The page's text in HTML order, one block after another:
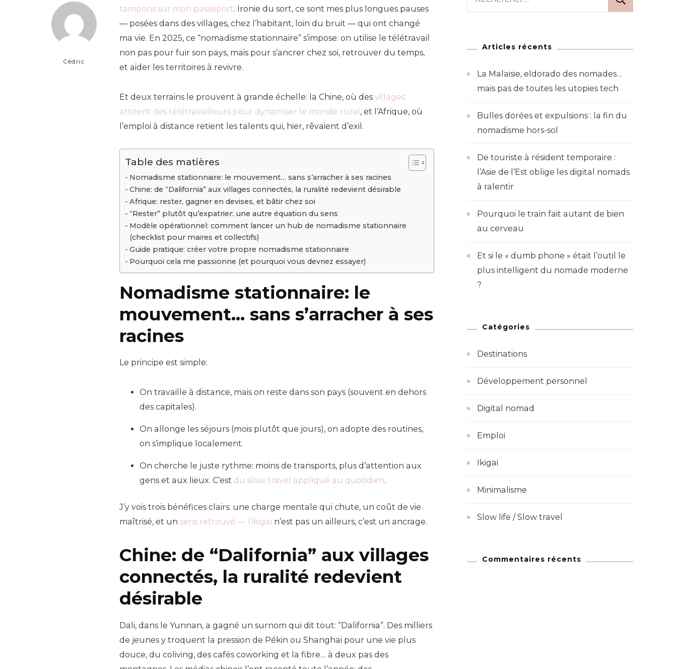
réinventent
Cédric
tampons sur mon passeport. Ironie du sort, ce sont mes plus longues pauses
— posées dans des villages, chez l’habitant, loin du bruit — qui ont changé
ma vie. En 2025, ce “nomadisme stationnaire” s’impose: on utilise le télétravail
non pas pour fuir son pays, mais pour s’ancrer chez soi, retrouver du temps,
et aider les territoires à revivre.
Et deux terrains le prouvent à grande échelle: la Chine, où des villages
attirent des télétravailleurs pour dynamiser le monde rural , et l’Afrique, où
l’emploi à distance retient les talents qui, hier, rêvaient d’exil.
Table des matières
Nomadisme stationnaire: le mouvement… sans s’arracher à ses racines
Chine: de “Dalifornia” aux villages connectés, la ruralité redevient désirable
Afrique: rester, gagner en devises, et bâtir chez soi
“Rester” plutôt qu’expatrier: une autre équation du sens
Modèle opérationnel: comment lancer un hub de nomadisme stationnaire
(checklist pour maires et collectifs)
Guide pratique: créer votre propre nomadisme stationnaire
Pourquoi cela me passionne (et pourquoi vous devriez essayer)
Nomadisme stationnaire: le
mouvement… sans s’arracher à ses
racines
Le principe est simple:
On travaille à distance, mais on reste dans son pays (souvent en dehors
des capitales).
On allonge les séjours (mois plutôt que jours), on adopte des routines,
on s’implique localement.
On cherche le juste rythme: moins de transports, plus d’attention aux
gens et aux lieux. C’est du slow travel appliqué au quotidien.
J’y vois trois bénéfices clairs: une charge mentale qui chute, un coût de vie
maîtrisé, et un sens retrouvé — l’ikigai n’est pas un ailleurs, c’est un ancrage.
Chine: de “Dalifornia” aux villages
connectés, la ruralité redevient
désirable
Dali, dans le Yunnan, a gagné un surnom qui dit tout: “Dalifornia”. Des milliers
de jeunes y troquent la pression de Pékin ou Shanghai pour une vie plus
douce, du coliving, des cafés coworking et la fibre… à deux pas des
Articles récents
La Malaisie, eldorado des nomades…
mais pas de toutes les utopies tech
Bulles dorées et expulsions : la fin du
nomadisme hors-sol
De touriste à résident temporaire :
l’Asie de l’Est oblige les digital nomads
à ralentir
Pourquoi le train fait autant de bien
au cerveau
Et si le « dumb phone » était l’outil le
plus intelligent du nomade moderne
?
Catégories
Destinations
Développement personnel
Digital nomad
Emploi
Ikigai
Minimalisme
Slow life / Slow travel
Commentaires récents